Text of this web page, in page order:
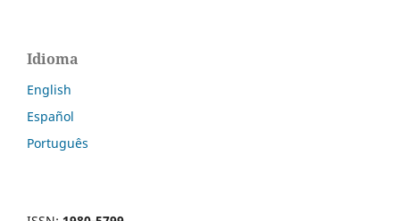
Idioma
English
Español
Português